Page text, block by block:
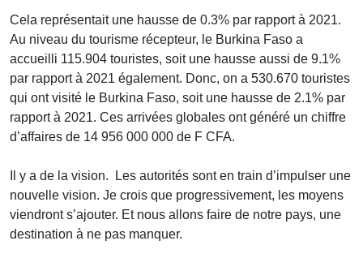
Cela représentait une hausse de 0.3% par rapport à 2021.
Au niveau du tourisme récepteur, le Burkina Faso a
accueilli 115.904 touristes, soit une hausse aussi de 9.1%
par rapport à 2021 également. Donc, on a 530.670 touristes
qui ont visité le Burkina Faso, soit une hausse de 2.1% par
rapport à 2021. Ces arrivées globales ont généré un chiffre
d’affaires de 14 956 000 000 de F CFA.
Il y a de la vision. Les autorités sont en train d’impulser une
nouvelle vision. Je crois que progressivement, les moyens
viendront s’ajouter. Et nous allons faire de notre pays, une
destination à ne pas manquer.